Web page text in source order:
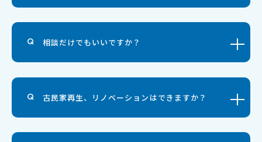
相談だけでもいいですか？
古民家再生、リノベーションはできますか？